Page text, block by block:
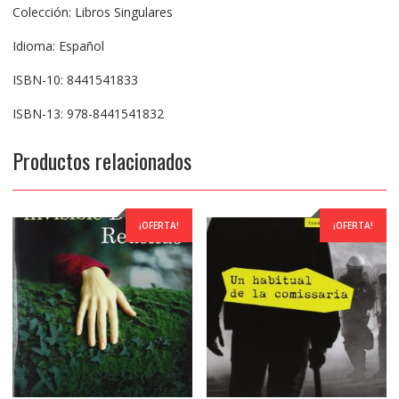
Colección: Libros Singulares
Idioma: Español
ISBN-10: 8441541833
ISBN-13: 978-8441541832
Productos relacionados
¡OFERTA! ¡OFERTA!